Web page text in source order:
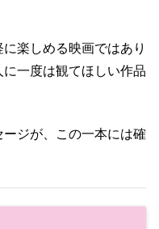
楽しめる映画ではあり
一度は観てほしい作品
ジが、この一本には確